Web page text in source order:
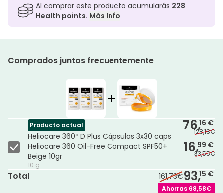
Al comprar este producto acumularás 228
Health points. Más Info
Comprados juntos frecuentemente
Producto actual
Heliocare 360º D Plus Cápsulas 3x30 caps
76,16 €
128,18€
Heliocare 360 Oil-Free Compact SPF50+
Beige 10gr
10 g
16,99 €
33,55€
Total 161,73€93,15 €
Ahorras 68,58€